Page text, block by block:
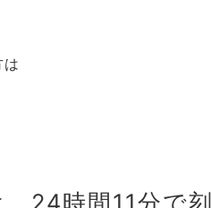
24時間11分で刻